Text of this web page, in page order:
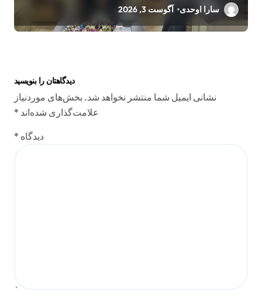
سارا اوحدی آگوست 3, 2026
دیدگاهتان را بنویسید
نشانی ایمیل شما منتشر نخواهد شد. بخش‌های موردنیاز
علامت‌گذاری شده‌اند *
دیدگاه *